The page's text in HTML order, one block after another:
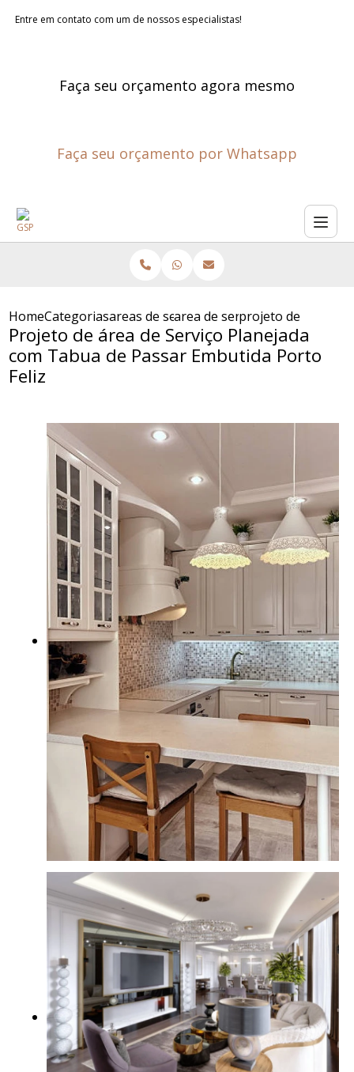
Entre em contato com um de nossos especialistas!
Faça seu orçamento agora mesmo
Faça seu orçamento por Whatsapp
HomeCategoriasareas de servico planejadas
area de servico planejada sao
projeto de area de
Projeto de área de Serviço Planejada
com Tabua de Passar Embutida Porto
Feliz